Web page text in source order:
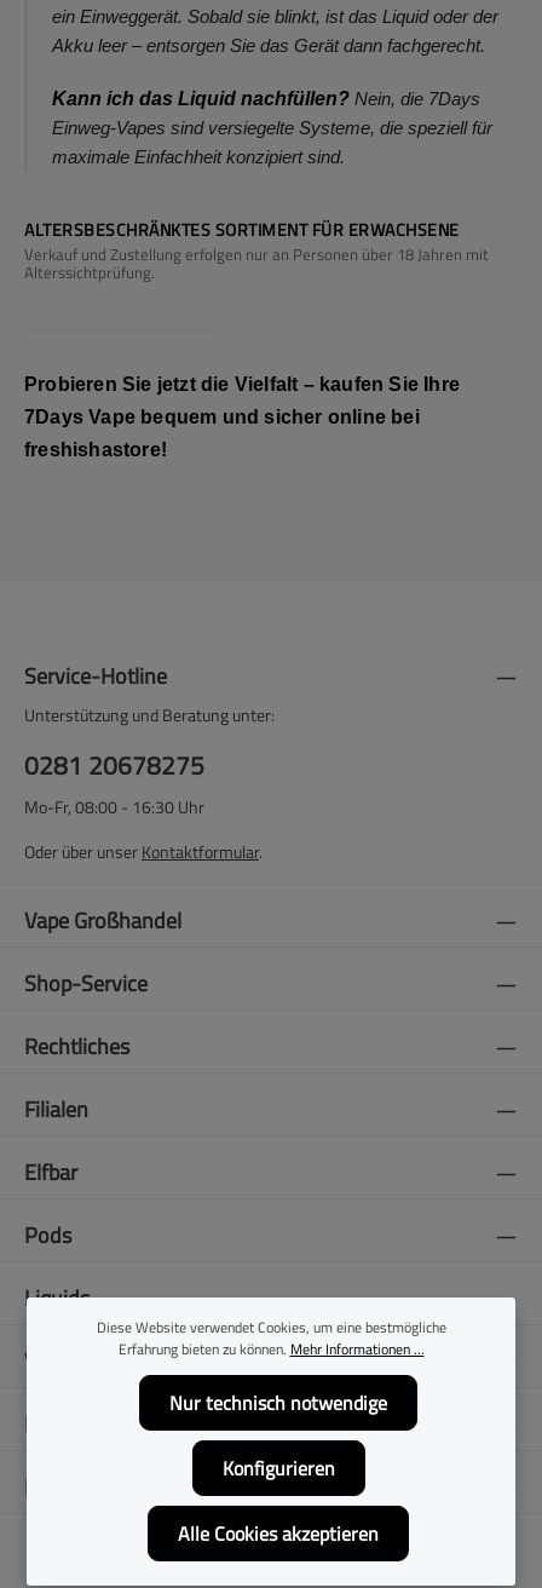
ein Einweggerät. Sobald sie blinkt, ist das Liquid oder der
Akku leer – entsorgen Sie das Gerät dann fachgerecht.
Kann ich das Liquid nachfüllen? Nein, die 7Days
Einweg-Vapes sind versiegelte Systeme, die speziell für
maximale Einfachheit konzipiert sind.
ALTERSBESCHRÄNKTES SORTIMENT FÜR ERWACHSENE
Verkauf und Zustellung erfolgen nur an Personen über 18 Jahren mit
Alterssichtprüfung.
Probieren Sie jetzt die Vielfalt – kaufen Sie Ihre
7Days Vape bequem und sicher online bei
freshishastore!
Service-Hotline
Unterstützung und Beratung unter:
0281 20678275
Mo-Fr, 08:00 - 16:30 Uhr
Oder über unserKontaktformular.
Vape Großhandel
Shop-Service
Rechtliches
Filialen
Elfbar
Pods
Liquids
Vapes
E-Zigaretten
Folge uns
Diese Website verwendet Cookies, um eine bestmögliche
Erfahrung bieten zu können. Mehr Informationen ...
Nur technisch notwendige
Konfigurieren
Alle Cookies akzeptieren